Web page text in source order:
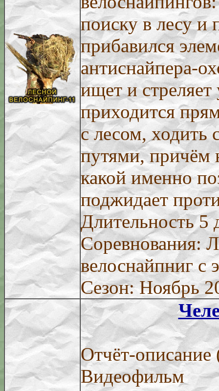
поиску в лесу и
прибавился
антиснайпера-
ищет и
приходится
с лесом,
путями, причём
какой именно
поджидает
Длительность 5
Соревнования:
велоснайпниг
Сезон: Ноябрь
Отчёт-описание
Видеофильм